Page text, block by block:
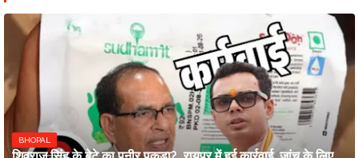
BHOPAL